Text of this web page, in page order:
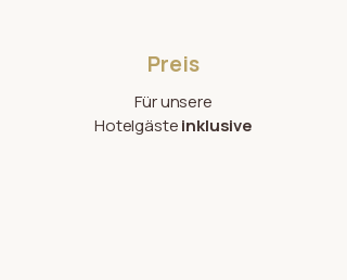
Preis
Für unsere
Hotelgästeinklusive